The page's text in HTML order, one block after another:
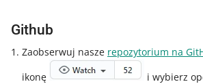
Github
Zaobserwuj nasze repozytorium na
ikonę
i wybierz